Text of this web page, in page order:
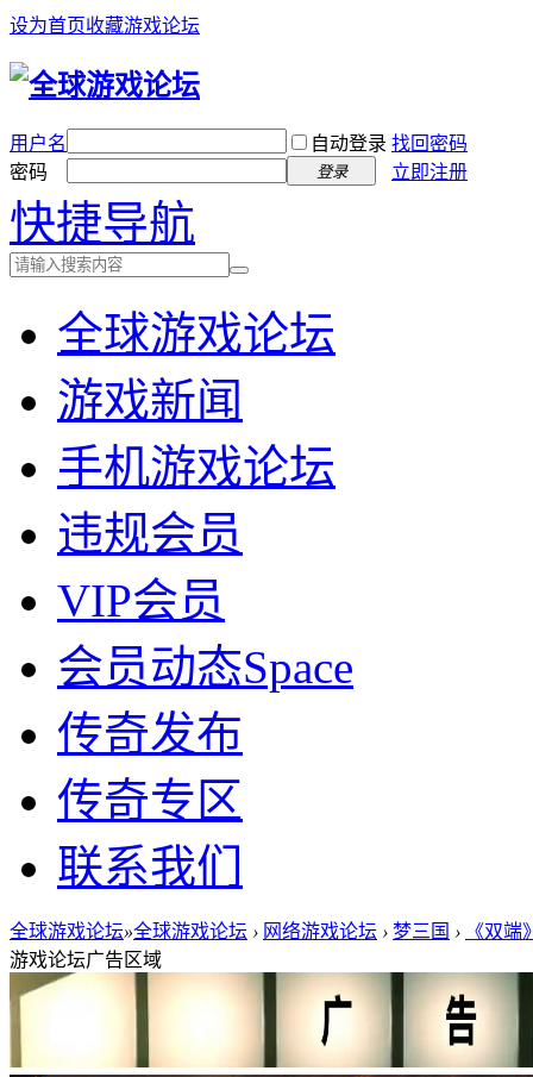
设为首页收藏游戏论坛
用户名 自动登录 找回密码
密码
登录 立即注册
快捷导航
全球游戏论坛
游戏新闻
手机游戏论坛
违规会员
VIP会员
会员动态Space
传奇发布
传奇专区
联系我们
全球游戏论坛»全球游戏论坛 › 网络游戏论坛 › 梦三国 ›
《双
游戏论坛广告区域